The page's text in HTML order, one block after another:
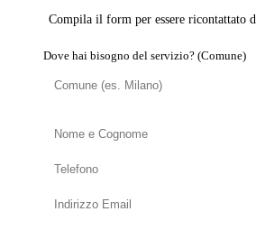
Compila il form per essere ricontattato
Dove hai bisogno del servizio? (Comune)